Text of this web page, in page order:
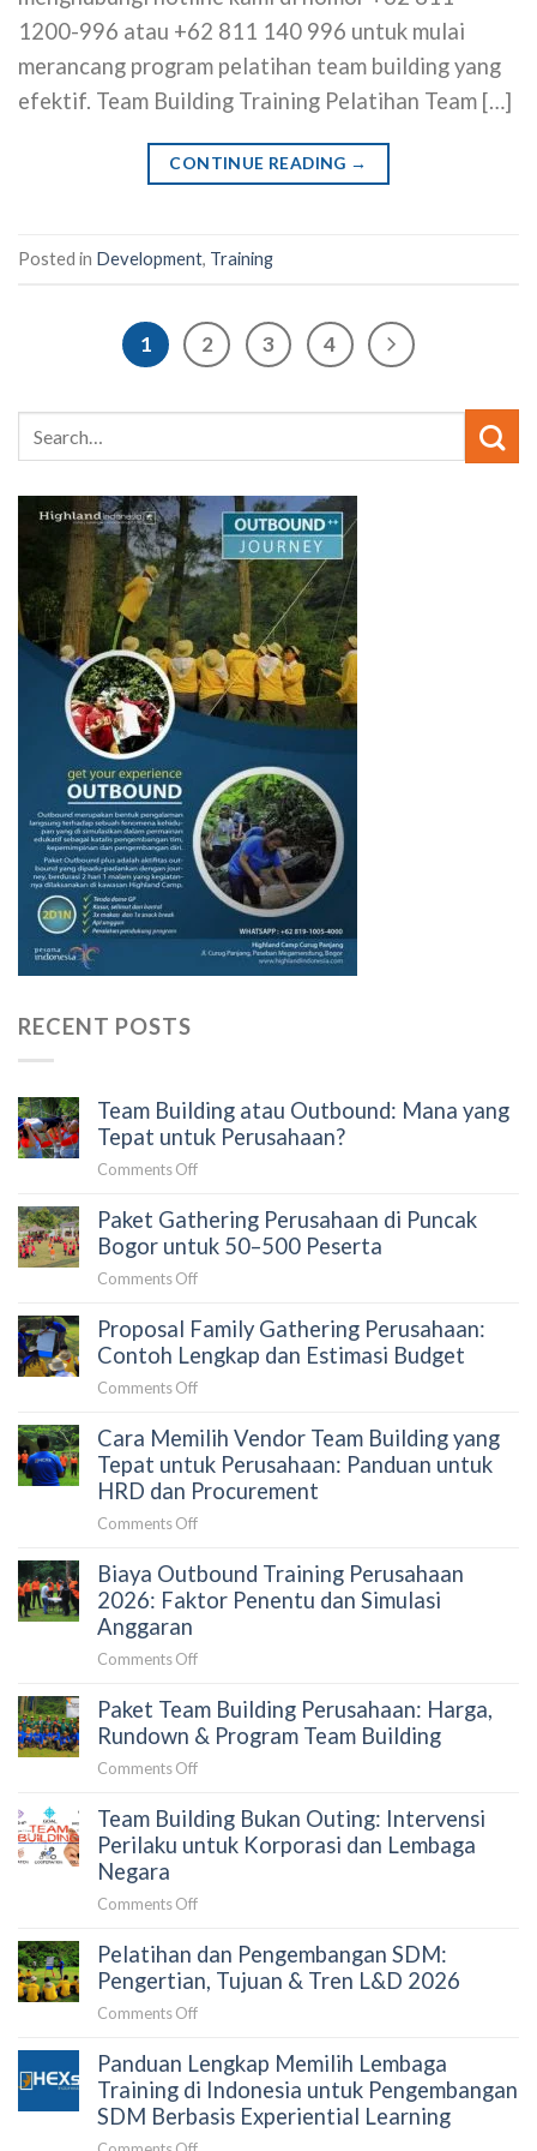
1200-996 atau +62 811 140 996 untuk mulai
merancang program pelatihan team building yang
efektif. Team Building Training Pelatihan Team […]
CONTINUE READING →
Posted in Development, Training
1 2 3 4
RECENT POSTS
Team Building atau Outbound: Mana yang
Tepat untuk Perusahaan?
Comments Offon
Building
atau
Tepat
untuk
Perusahaan?
Paket Gathering Perusahaan di Puncak
Bogor untuk 50–500 Peserta
Comments Offon
Gathering
Perusahaan
untuk
50–
500
Peserta
Proposal Family Gathering Perusahaan:
Contoh Lengkap dan Estimasi Budget
Comments Offon
Family
Gathering
Perusahaan:
Contoh
Estimasi
Budget
Cara Memilih Vendor Team Building yang
Tepat untuk Perusahaan: Panduan untuk
HRD dan Procurement
Comments Offon
Memilih
Vendor
untuk
Perusahaan:
Panduan
HRD
dan
Procurement
Biaya Outbound Training Perusahaan
2026: Faktor Penentu dan Simulasi
Anggaran
Comments Offon
Outbound
Training
Perusahaan
Penentu
dan
Anggaran
Paket Team Building Perusahaan: Harga,
Rundown & Program Team Building
Comments Offon
Team
Building
Program
Team
Building
Team Building Bukan Outing: Intervensi
Perilaku untuk Korporasi dan Lembaga
Negara
Comments Offon
Building
Bukan
Outing:
untuk
Korporasi
dan
Lembaga
Pelatihan dan Pengembangan SDM:
Pengertian, Tujuan & Tren L&D 2026
Comments Offon
dan
Pengembangan
SDM:
Pengertian,
Panduan Lengkap Memilih Lembaga
Training di Indonesia untuk Pengembangan
SDM Berbasis Experiential Learning
on